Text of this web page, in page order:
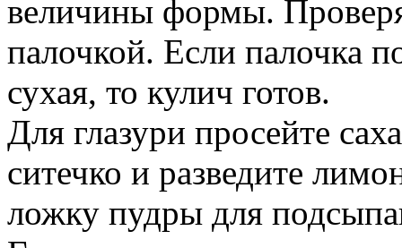
величины формы.
палочкой. Если палочка
сухая, то кулич готов.
Для глазури просейте
ситечко и разведите
ложку пудры для